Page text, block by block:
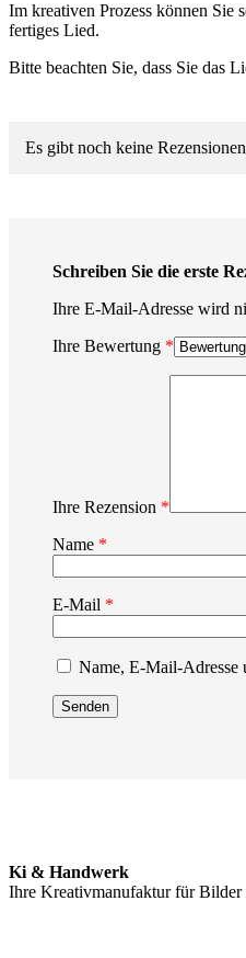
Im kreativen Prozess können Sie
fertiges Lied.
Bitte beachten Sie, dass Sie das
Es gibt noch keine
Schreiben Sie die erste
Ihre E-Mail-Adresse wird
Ihre Bewertung *
Ihre Rezension *
Name *
E-Mail *
Name, E-Mail-Adresse
Ki & Handwerk
Ihre Kreativmanufaktur für Bilder